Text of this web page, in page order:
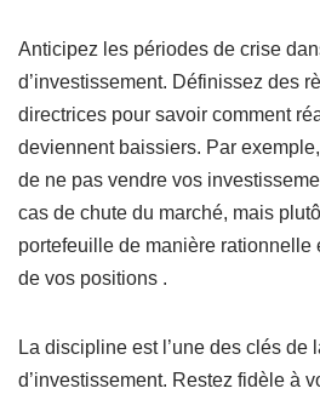
Anticipez les périodes de crise
d’investissement. Définissez des
directrices pour savoir comment
deviennent baissiers. Par
de ne pas vendre vos
cas de chute du marché, mais
portefeuille de manière rationnelle
de vos positions .
La discipline est l’une des clés de
d’investissement. Restez fidèle à